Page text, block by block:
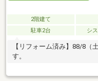
2階建て
駐車2台
シ
【リフォーム済み】88/8（
す。